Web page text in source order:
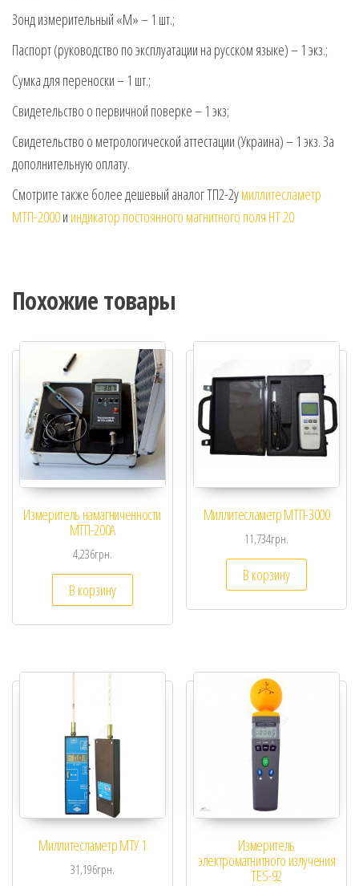
Зонд измерительный «М» – 1 шт.;
Паспорт (руководство по эксплуатации на русском языке) – 1 экз.;
Сумка для переноски – 1 шт.;
Свидетельство о первичной поверке – 1 экз;
Свидетельство о метрологической аттестации (Украина) – 1 экз. За
дополнительную оплату.
Смотрите также более дешевый аналог ТП2-2умиллитесламетр
МТП-2000и индикатор постоянного магнитного поля HT 20
Похожие товары
Измеритель намагниченности
МТП-200А
4,236грн.
В корзину
Миллитесламетр МТП-3000
11,734грн.
В корзину
Миллитесламетр МТУ 1
31,196грн.
Измеритель
электромагнитного излучения
TES-92